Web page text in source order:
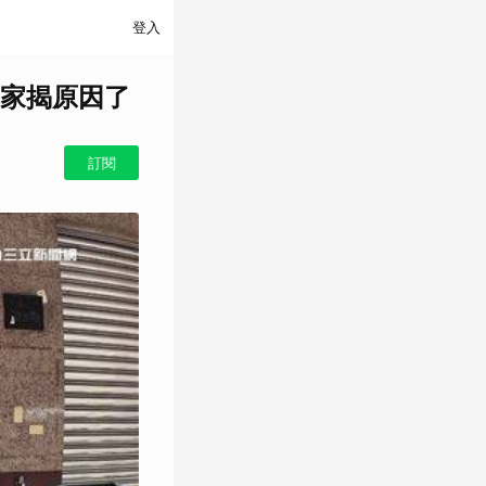
登入
揭原因了
訂閱